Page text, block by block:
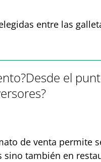
entre las
el
de venta permite
también en